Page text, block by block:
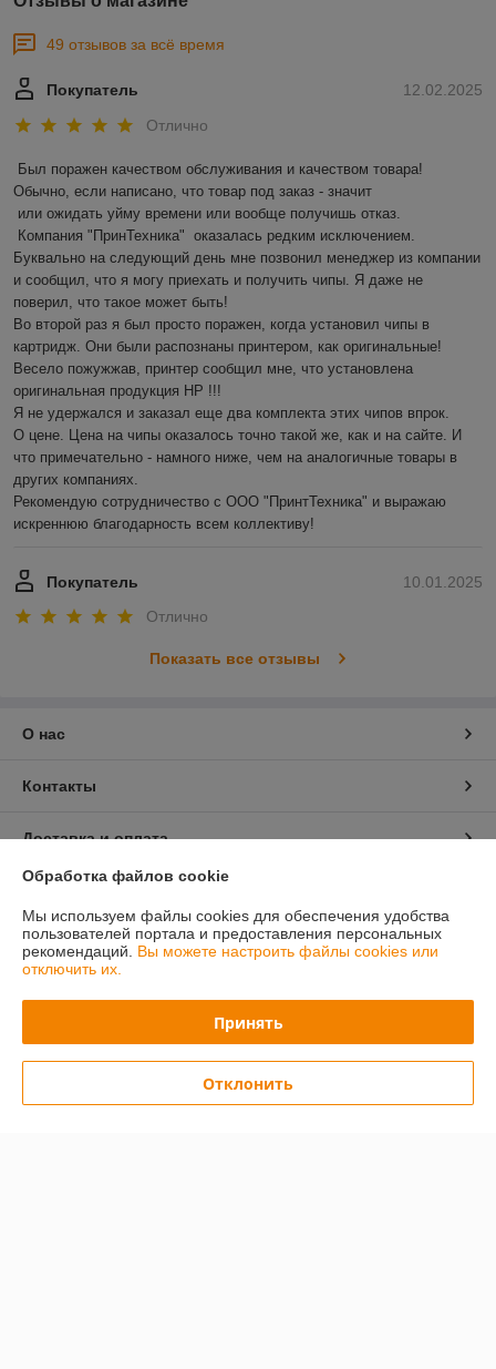
49 отзывов за всё время
12.02.2025
Покупатель
Отлично
Был поражен качеством обслуживания и качеством товара!
Обычно, если написано, что товар под заказ - значит
Буквально на следующий день мне позвонил менеджер из компании
и сообщил, что я могу приехать и получить чипы. Я даже не
поверил, что такое может быть!
Во второй раз я был просто поражен, когда установил чипы в
картридж. Они были распознаны принтером, как оригинальные!
Весело пожужжав, принтер сообщил мне, что установлена
оригинальная продукция HP !!!
Я не удержался и заказал еще два комплекта этих чипов впрок.
О цене. Цена на чипы оказалось точно такой же, как и на сайте. И
что примечательно - намного ниже, чем на аналогичные товары в
других компаниях.
Рекомендую сотрудничество с ООО "ПринтТехника" и выражаю
искреннюю благодарность всем коллективу!
10.01.2025
Покупатель
Отлично
Показать все отзывы
О нас
Контакты
Доставка и оплата
График работы
Полная версия сайта
Сайт создан на платформе Deal.by
Обработка файлов cookie
Мы используем файлы cookies для обеспечения удобства
пользователей портала и предоставления персональных
рекомендаций. Вы можете настроить файлы cookies или
отключить их.
Принять
Отклонить